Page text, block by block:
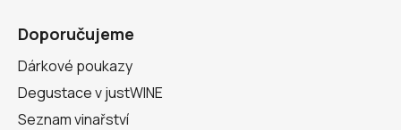
Doporučujeme
Dárkové poukazy
Degustace v justWINE
Seznam vinařství